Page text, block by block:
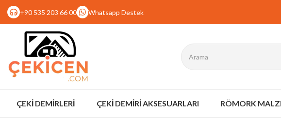
+90 535 203 66 00 Whatsapp Destek
ÇEKİ DEMİRLERİ ÇEKİ DEMİRİ AKSESUARLARI RÖMORK